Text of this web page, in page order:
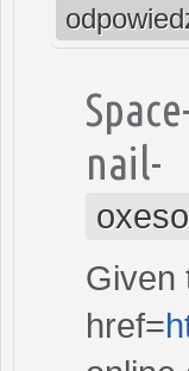
nail-
Given
href=